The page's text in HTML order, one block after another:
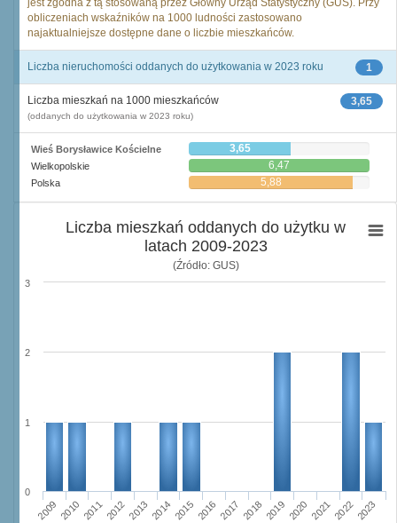
jest zgodna z tą stosowaną przez Główny Urząd Statystyczny (GUS). Przy
obliczeniach wskaźników na 1000 ludności zastosowano
najaktualniejsze dostępne dane o liczbie mieszkańców.
1
Liczba nieruchomości oddanych do użytkowania w 2023 roku
3,65
Liczba mieszkań na 1000 mieszkańców
(oddanych do użytkowania w 2023 roku)
Wieś Borysławice Kościelne 3,65
Wielkopolskie 6,47
Polska 5,88
Liczba mieszkań oddanych do użytku w
latach 2009-2023
(Źródło: GUS)
2009 2010 201120122013 2014 2015 2016 2017 2018 2019 2020 202120222023
0
1
2
3